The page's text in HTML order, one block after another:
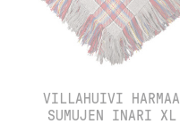
VILLAHUIVI HARMAA
SUMUJEN INARI XL